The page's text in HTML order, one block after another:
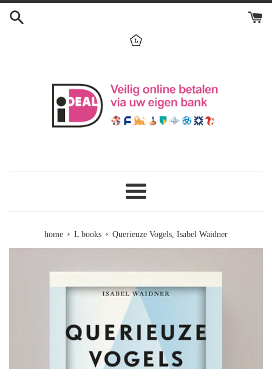
Skip
menu
home › L books › Querieuze Vogels, Isabel Waidner